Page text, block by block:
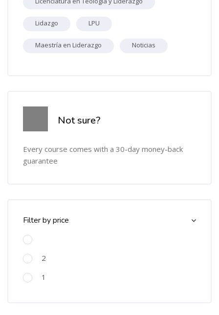
Lidazgo LPU
Maestría en Liderazgo Noticias
Not sure?
Every course comes with a 30-day money-back
guarantee
Filter by price
2
1